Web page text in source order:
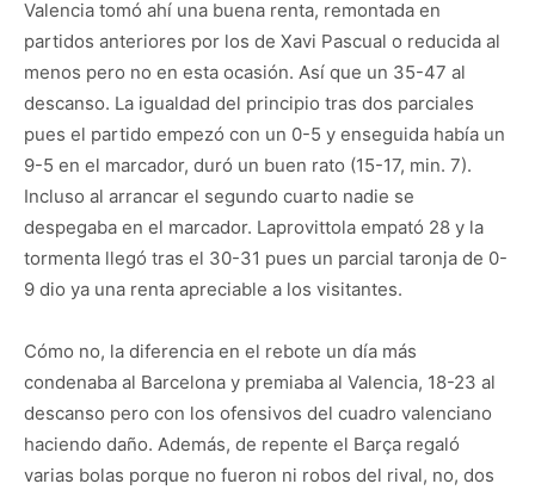
Valencia tomó ahí una buena renta, remontada en
partidos anteriores por los de Xavi Pascual o reducida al
menos pero no en esta ocasión. Así que un 35-47 al
descanso. La igualdad del principio tras dos parciales
pues el partido empezó con un 0-5 y enseguida había un
9-5 en el marcador, duró un buen rato (15-17, min. 7).
Incluso al arrancar el segundo cuarto nadie se
despegaba en el marcador. Laprovittola empató 28 y la
tormenta llegó tras el 30-31 pues un parcial taronja de 0-
9 dio ya una renta apreciable a los visitantes.
Cómo no, la diferencia en el rebote un día más
condenaba al Barcelona y premiaba al Valencia, 18-23 al
descanso pero con los ofensivos del cuadro valenciano
haciendo daño. Además, de repente el Barça regaló
varias bolas porque no fueron ni robos del rival, no, dos